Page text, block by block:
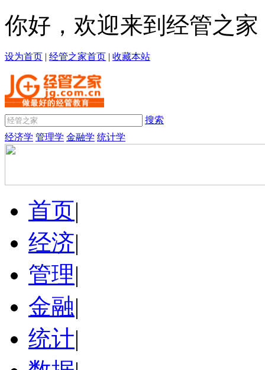
你好，欢迎来到经管之家
设为首页 | 经管之家首页 | 收藏本站
搜索
经济学 管理学 金融学 统计学
首页|
经济|
管理|
金融|
统计|